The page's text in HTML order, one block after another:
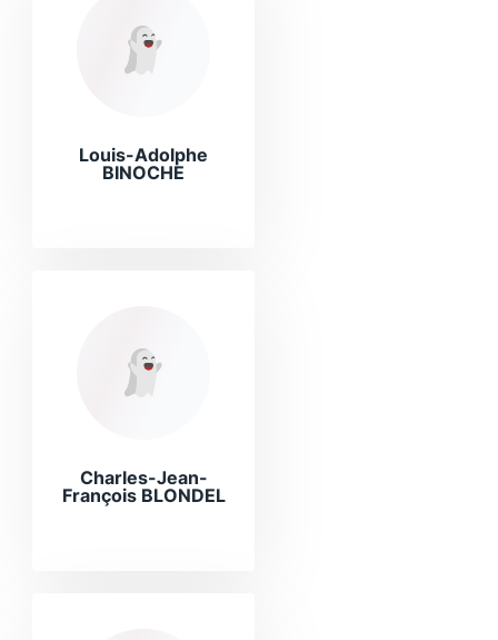
Louis-Adolphe
BINOCHE
Charles-Jean-
François BLONDEL